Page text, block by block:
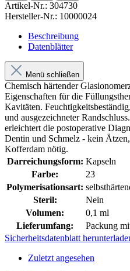
Artikel-Nr.: 304730
Hersteller-Nr.: 10000024
Beschreibung
Datenblätter
Menü schließen
Chemisch härtender
Eigenschaften für die
Kavitäten.
und ausgezeichneter
erleichtert die postoperative
Dentin und Schmelz - kein
Kofferdam nötig.
Darreichungsform: Kapseln
Farbe:
23
Polymerisationsart:
Steril:
Nein
Volumen:
0,1 ml
Lieferumfang:
Packung
Sicherheitsdatenblatt
Zuletzt angesehen